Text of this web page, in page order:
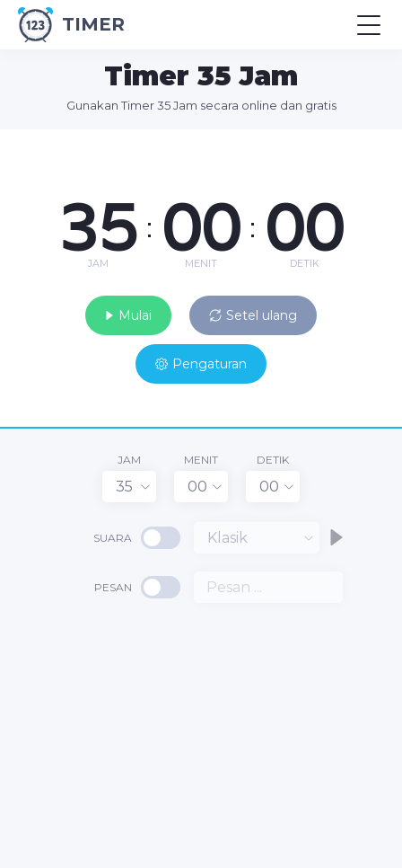
TIMER
Timer 35 Jam
Gunakan Timer 35 Jam secara online dan gratis
35
JAM
: 00
MENIT
: 00
DETIK
Mulai Setel ulang
Pengaturan
JAM
35
MENIT
00
DETIK
00
SUARA Klasik
PESAN